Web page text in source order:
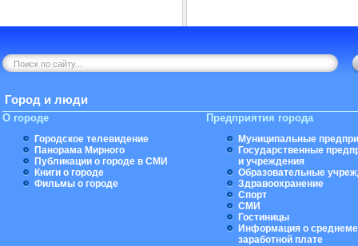
Город и люди
О городе
Городское телевидение
Панорама Мирного
Публикации о городе в СМИ
Книги о городе
Фильмы о городе
Предприятия города
Муниципальные
Государственные
и учреждения
Образовательные
Здравоохранение
Спорт
СМИ
Гостиницы
Информация о
заработной плате